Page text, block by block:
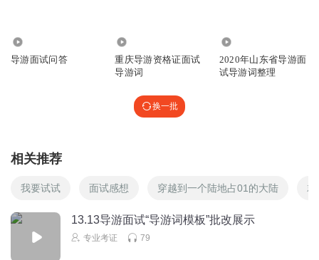
导游面试问答
重庆导游资格证面试
导游词
2020年山东省导游面
试导游词整理
换一批
相关推荐
我要试试 面试感想 穿越到一个陆地占01的大陆
13.13导游面试“导游词模板”批改展示
专业考证 79